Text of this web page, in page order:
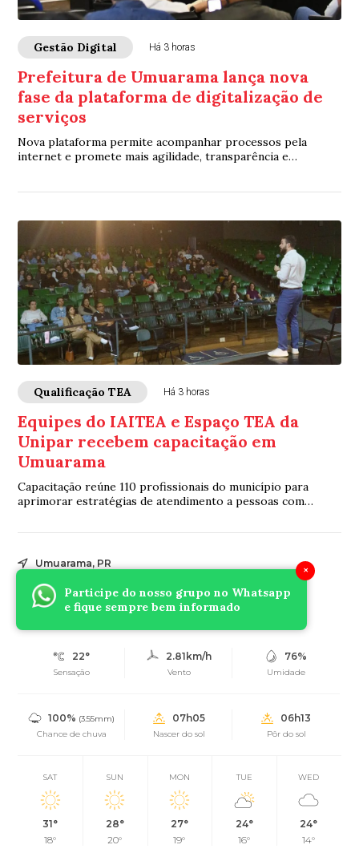
×
Participe do nosso grupo no Whatsapp
e fique sempre bem informado
Gestão Digital Há 3 horas
Prefeitura de Umuarama lança nova
fase da plataforma de digitalização de
serviços
Nova plataforma permite acompanhar processos pela
internet e promete mais agilidade, transparência e
Qualificação TEA Há 3 horas
Equipes do IAITEA e Espaço TEA da
Unipar recebem capacitação em
Umuarama
Capacitação reúne 110 profissionais do município para
aprimorar estratégias de atendimento a pessoas com
Umuarama, PR
22°
Chuvas esparsas
Mín.16° Máx.
22°
Sensação
2.81km/h
Vento
76%
Umidade
100% (3.55mm)
Chance de chuva
07h05
Nascer do sol
06h13
Pôr do sol
SAT
31°
18°
SUN
28°
20°
MON
27°
19°
TUE
24°
16°
WED
24°
14°